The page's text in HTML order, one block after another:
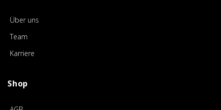
Über uns
Team
Karriere
Shop